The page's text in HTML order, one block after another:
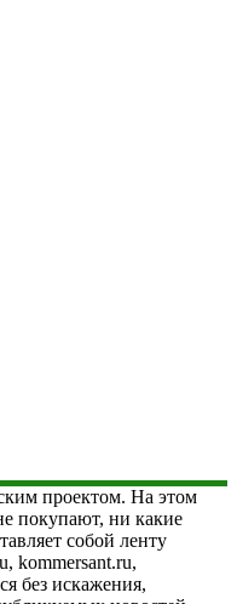
проектом. На этом
покупают, ни какие
собой ленту
kommersant.ru,
без искажения,